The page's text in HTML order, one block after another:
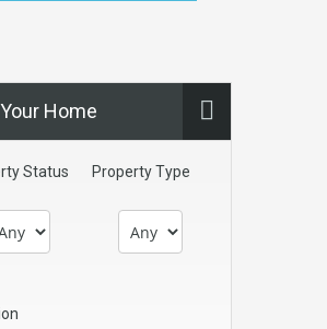
Home
Status Property Type